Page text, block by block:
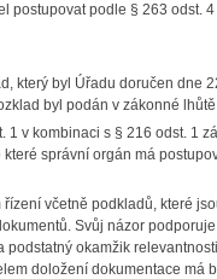
postupovat podle § 263 odst.
byl Úřadu doručen dne
byl podán v zákonné
kombinaci s § 216 odst. 1
správní orgán má
včetně podkladů, které
Svůj názor
okamžik
doložení dokumentace má